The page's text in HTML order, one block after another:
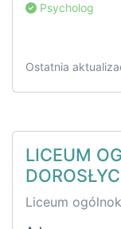
Psycholog
Ostatnia
LICEUM
Liceum